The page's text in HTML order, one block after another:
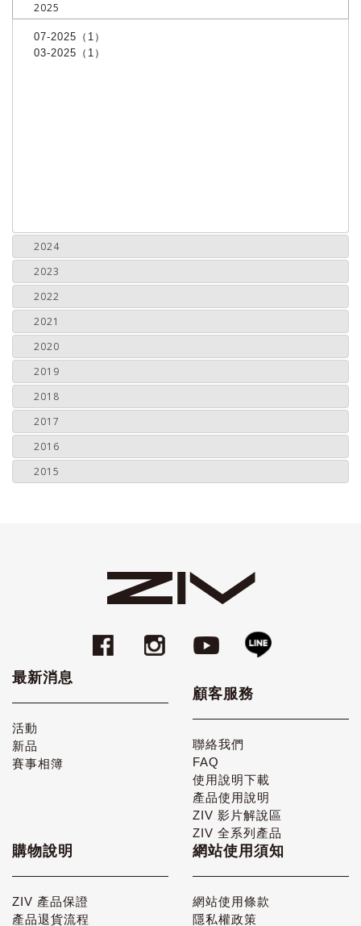
2025
07-2025（1）
03-2025（1）
2024
2023
2022
2021
2020
2019
2018
2017
2016
2015
最新消息
活動
新品
賽事相簿
顧客服務
聯絡我們
FAQ
使用說明下載
產品使用說明
ZIV 影片解說區
ZIV 全系列產品
購物說明
ZIV 產品保證
產品退貨流程
網站使用須知
網站使用條款
隱私權政策